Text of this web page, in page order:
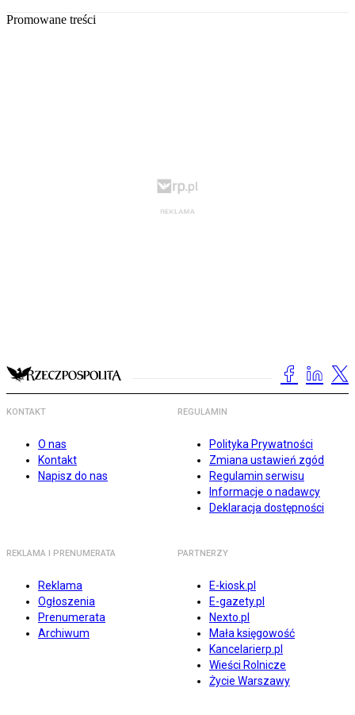
Promowane treści
KONTAKT
O nas
Kontakt
Napisz do nas
REGULAMIN
Polityka Prywatności
Zmiana ustawień zgód
Regulamin serwisu
Informacje o nadawcy
Deklaracja dostępności
REKLAMA I PRENUMERATA
Reklama
Ogłoszenia
Prenumerata
Archiwum
PARTNERZY
E-kiosk.pl
E-gazety.pl
Nexto.pl
Mała księgowość
Kancelarierp.pl
Wieści Rolnicze
Życie Warszawy